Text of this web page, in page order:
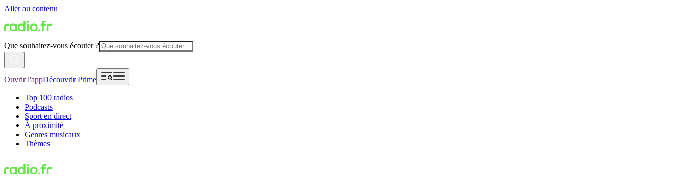
Aller au contenu
Que souhaitez-vous écouter ?
Ouvrir l'appDécouvrir Prime
Top 100 radios
Podcasts
Sport en direct
À proximité
Genres musicaux
Thèmes